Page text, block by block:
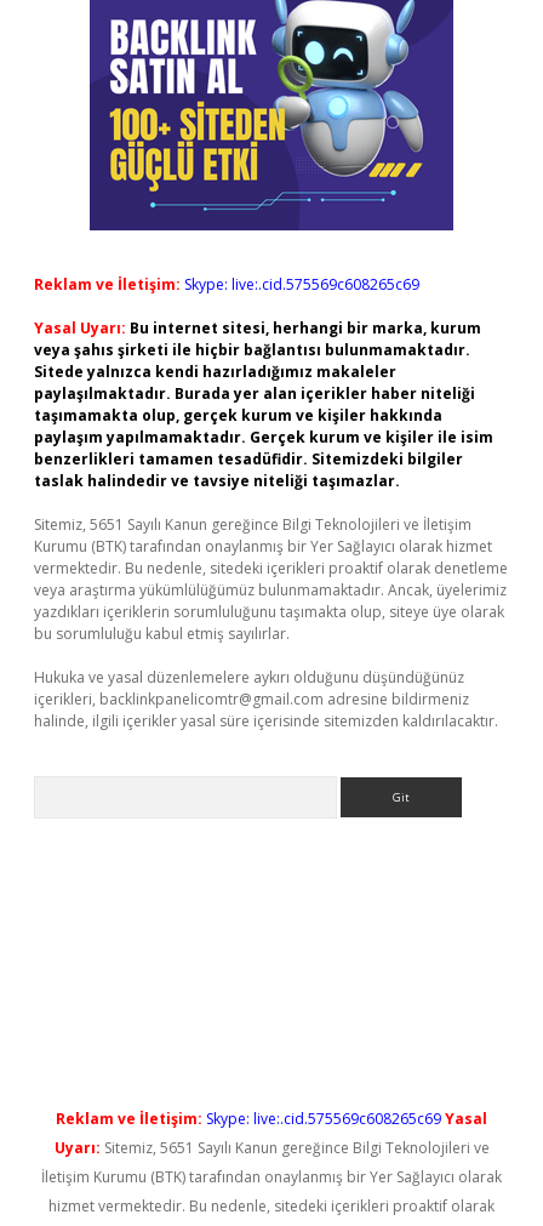
Reklam ve İletişim: Skype: live:.cid.575569c608265c69
Yasal Uyarı: Bu internet sitesi, herhangi bir marka, kurum
veya şahıs şirketi ile hiçbir bağlantısı bulunmamaktadır.
Sitede yalnızca kendi hazırladığımız makaleler
paylaşılmaktadır. Burada yer alan içerikler haber niteliği
taşımamakta olup, gerçek kurum ve kişiler hakkında
paylaşım yapılmamaktadır. Gerçek kurum ve kişiler ile isim
benzerlikleri tamamen tesadüfidir. Sitemizdeki bilgiler
taslak halindedir ve tavsiye niteliği taşımazlar.
Sitemiz, 5651 Sayılı Kanun gereğince Bilgi Teknolojileri ve İletişim
Kurumu (BTK) tarafından onaylanmış bir Yer Sağlayıcı olarak hizmet
vermektedir. Bu nedenle, sitedeki içerikleri proaktif olarak denetleme
veya araştırma yükümlülüğümüz bulunmamaktadır. Ancak, üyelerimiz
yazdıkları içeriklerin sorumluluğunu taşımakta olup, siteye üye olarak
bu sorumluluğu kabul etmiş sayılırlar.
Hukuka ve yasal düzenlemelere aykırı olduğunu düşündüğünüz
içerikleri, backlinkpanelicomtr@gmail.com adresine bildirmeniz
halinde, ilgili içerikler yasal süre içerisinde sitemizden kaldırılacaktır.
Reklam ve İletişim: Skype: live:.cid.575569c608265c69Yasal
Uyarı: Sitemiz, 5651 Sayılı Kanun gereğince Bilgi Teknolojileri ve
İletişim Kurumu (BTK) tarafından onaylanmış bir Yer Sağlayıcı olarak
hizmet vermektedir. Bu nedenle, sitedeki içerikleri proaktif olarak